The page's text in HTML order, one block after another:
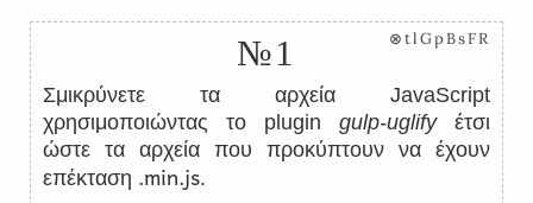
№1 ⊗tlGpBsFR
Σμικρύνετε τα αρχεία JavaScript
χρησιμοποιώντας το plugin gulp-uglifyέτσι
ώστε τα αρχεία που προκύπτουν να έχουν
επέκταση .min.js.